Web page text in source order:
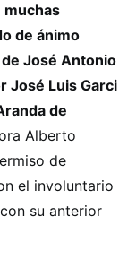
muchas
de ánimo
de José Antonio
José Luis Garci
de
Alberto
de
el involuntario
su anterior